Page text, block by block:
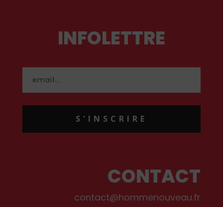
INFOLETTRE
S'INSCRIRE
CONTACT
contact@hommenouveau.fr